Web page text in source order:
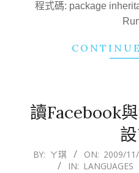
程式碼: package
讀Facebook
2009-
BY: ㄚ琪 ON: 2009/
IN: LANGUAGES